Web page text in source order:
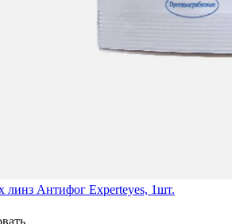
линз Антифог Experteyes, 1шт.